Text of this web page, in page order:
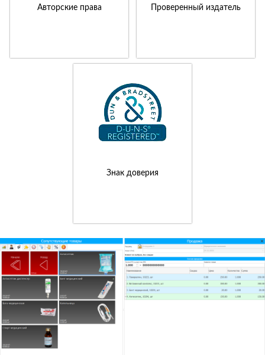
Авторские права Проверенный издатель
Знак доверия